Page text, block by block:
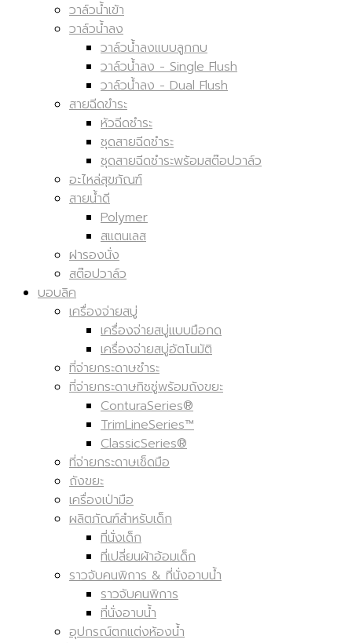
เอ็กเซล
วาล์วน้ำเข้า
วาล์วน้ำลง
วาล์วน้ำลงแบบลูกกบ
วาล์วน้ำลง - Single Flush
วาล์วน้ำลง - Dual Flush
สายฉีดขำระ
หัวฉีดชำระ
ชุดสายฉีดชำระ
ชุดสายฉีดชำระพร้อมสต๊อปวาล์ว
อะไหล่สุขภัณฑ์
สายน้ำดี
Polymer
สแตนเลส
ฝารองนั่ง
สต๊อปวาล์ว
บอบลิค
เครื่องจ่ายสบู่
เครื่องจ่ายสบู่แบบมือกด
เครื่องจ่ายสบู่อัตโนมัติ
ที่จ่ายกระดาษชำระ
ที่จ่ายกระดาษทิชชู่พร้อมถังขยะ
ConturaSeries®
TrimLineSeries™
ClassicSeries®
ที่จ่ายกระดาษเช็ดมือ
ถังขยะ
เครื่องเป่ามือ
ผลิตภัณฑ์สำหรับเด็ก
ที่นั่งเด็ก
ที่เปลี่ยนผ้าอ้อมเด็ก
ราวจับคนพิการ & ที่นั่งอาบน้ำ
ราวจับคนพิการ
ที่นั่งอาบน้ำ